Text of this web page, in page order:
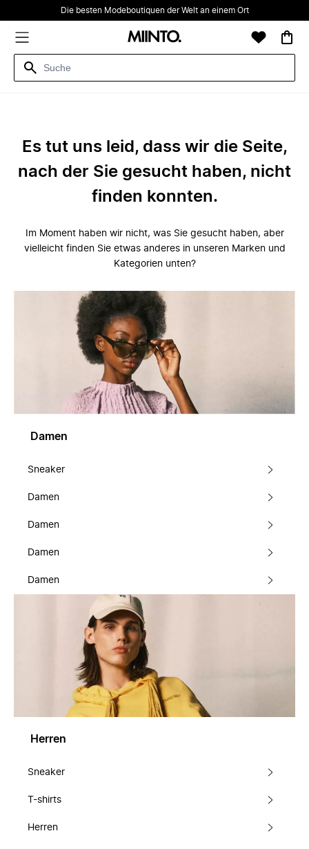
Die besten Modeboutiquen der Welt an einem Ort
Es tut uns leid, dass wir die Seite,
nach der Sie gesucht haben, nicht
finden konnten.
Im Moment haben wir nicht, was Sie gesucht haben, aber
vielleicht finden Sie etwas anderes in unseren Marken und
Kategorien unten?
Damen
Sneaker
Damen
Damen
Damen
Damen
Herren
Sneaker
T-shirts
Herren